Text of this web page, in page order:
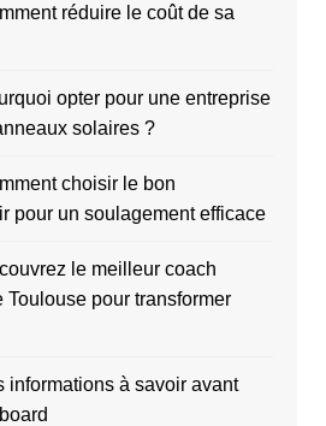
réduire le coût de sa
opter pour une entreprise
solaires ?
choisir le bon
pour un soulagement efficace
le meilleur coach
Toulouse pour transformer
informations à savoir avant